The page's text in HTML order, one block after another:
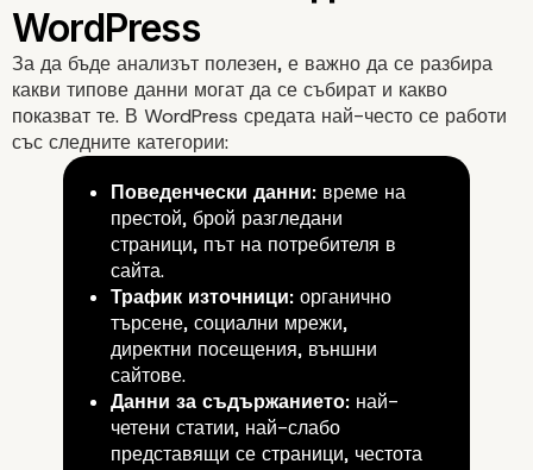
Основни типове
За да бъде анализът полезен, е важно да се разбира
какви типове данни могат да се събират и какво
показват те. В WordPress средата най-често се работи
със следните категории:
Поведенчески данни:време на
престой, брой разгледани
страници, път на потребителя в
сайта.
Трафик източници:органично
търсене, социални мрежи,
директни посещения, външни
сайтове.
Данни за съдържанието:най-
четени статии, най-слабо
представящи се страници, честота